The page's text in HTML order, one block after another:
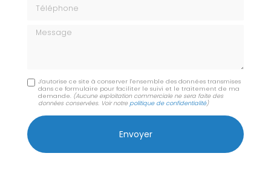
Message
J'autorise ce site à conserver l'ensemble des données transmises
dans ce formulaire pour faciliter le suivi et le traitement de ma
demande. (Aucune exploitation commerciale ne sera faite des
données conservées. Voir notrepolitique de confidentialité)